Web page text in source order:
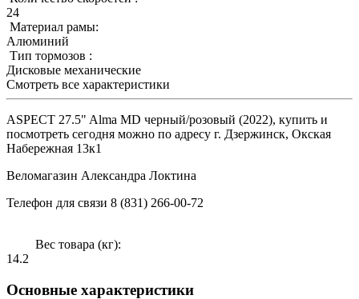
24
Материал рамы:
Алюминий
Тип тормозов :
Дисковые механические
Смотреть все характеристики
ASPECT 27.5" Alma MD черный/розовый (2022), купить и
посмотреть сегодня можно по адресу г. Дзержинск, Окская
Набережная 13к1
Веломагазин Александра Локтина
Телефон для связи 8 (831) 266-00-72
Вес товара (кг):
14.2
Основные характеристики